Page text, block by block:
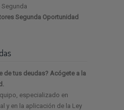
Segunda
Segunda Oportunidad
de tus deudas? Acógete a la
especializado en
y en la aplicación de la Ley